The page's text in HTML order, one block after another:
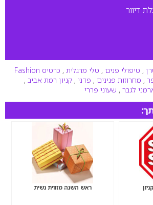
דיוור
, טיפולי פנים , טלי מרגלית ,
כרטיס Fashion
, מחרוזות פנינים , פדני , קניון רמת אביב ,
לגבר , שעוני פררי
ראש השנה מזווית נשית